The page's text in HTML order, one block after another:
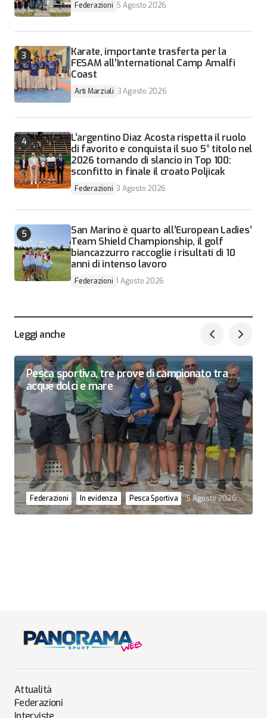
Federazioni 5 Agosto 2026
Karate, importante trasferta per la
FESAM all’International Camp Amalfi
Coast
Arti Marziali 3 Agosto 2026
L’argentino Diaz Acosta rispetta il ruolo
di favorito e conquista il suo 5° titolo nel
2026 tornando di slancio in Top 100:
sconfitto in finale il croato Poljicak
Federazioni 3 Agosto 2026
San Marino è quarto all’European Ladies’
Team Shield Championship, il golf
biancazzurro raccoglie i risultati di 10
anni di intenso lavoro
Federazioni 1 Agosto 2026
Leggi anche
Pesca sportiva, tre prove di campionato tra
acque dolci e mare
Federazioni In evidenza Pesca Sportiva 5 Agosto 2026
Attualità
Federazioni